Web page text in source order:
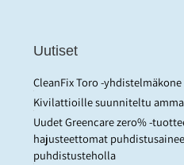
Uutiset
CleanFix Toro -yhdistelmäkone
Kivilattioille suunniteltu
Uudet Greencare zero% -
hajusteettomat
puhdistusteholla